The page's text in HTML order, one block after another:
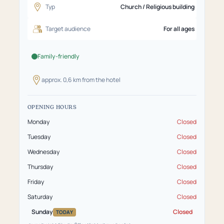
Typ Church / Religious building
Target audience For all ages
Family-friendly
approx. 0,6 km from the hotel
OPENING HOURS
Monday
Closed
Tuesday
Closed
Wednesday
Closed
Thursday
Closed
Friday
Closed
Saturday
Closed
Sunday TODAY Closed